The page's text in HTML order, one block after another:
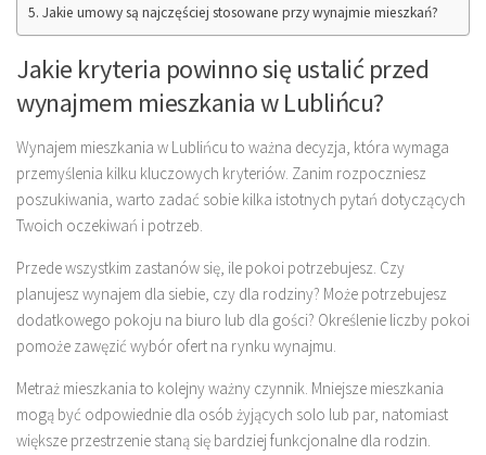
Jakie umowy są najczęściej stosowane przy wynajmie mieszkań?
Jakie kryteria powinno się ustalić przed
wynajmem mieszkania w Lublińcu?
Wynajem mieszkania w Lublińcu to ważna decyzja, która wymaga
przemyślenia kilku kluczowych kryteriów. Zanim rozpoczniesz
poszukiwania, warto zadać sobie kilka istotnych pytań dotyczących
Twoich oczekiwań i potrzeb.
Przede wszystkim zastanów się, ile pokoi potrzebujesz. Czy
planujesz wynajem dla siebie, czy dla rodziny? Może potrzebujesz
dodatkowego pokoju na biuro lub dla gości? Określenie liczby pokoi
pomoże zawęzić wybór ofert na rynku wynajmu.
Metraż mieszkania to kolejny ważny czynnik. Mniejsze mieszkania
mogą być odpowiednie dla osób żyjących solo lub par, natomiast
większe przestrzenie staną się bardziej funkcjonalne dla rodzin.